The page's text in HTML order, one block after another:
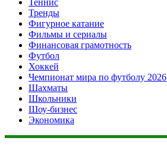
Тренды
Фигурное катание
Фильмы и сериалы
Финансовая грамотность
Футбол
Хоккей
Чемпионат мира по футболу 2026
Шахматы
Школьники
Шоу-бизнес
Экономика